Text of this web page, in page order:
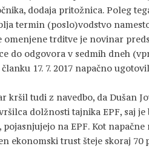
dodaja pritožnica. Poleg
termin (poslo)vodstvo
omenjene trditve je novinar
do odgovora v sedmih dneh
17. 7. 2017 napačno
kršil tudi z navedbo, da Dušan
dolžnosti tajnika EPF, saj je
na EPF. Kot
ekonomski trust šteje skoraj 70